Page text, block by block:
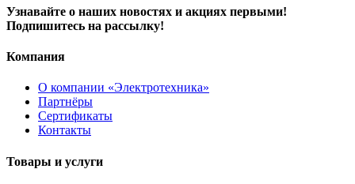
Узнавайте о наших новостях и акциях первыми!
Подпишитесь на рассылку!
Компания
О компании «Электротехника»
Партнёры
Сертификаты
Контакты
Товары и услуги